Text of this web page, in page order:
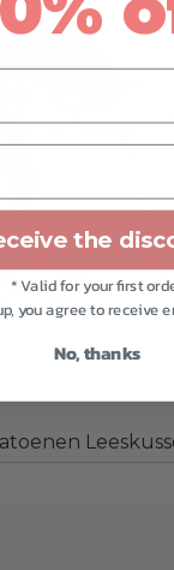
the
* Valid for your first
you agree to receive
No, thanks